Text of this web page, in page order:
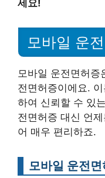
세요!
모바일 운
모바일 운전면허증
전면허증이에요.
하여 신뢰할 수 있
전면허증 대신 언
어 매우 편리하죠.
모바일 운전